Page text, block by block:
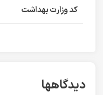
کد وزارت بهداشت
دیدگاهها